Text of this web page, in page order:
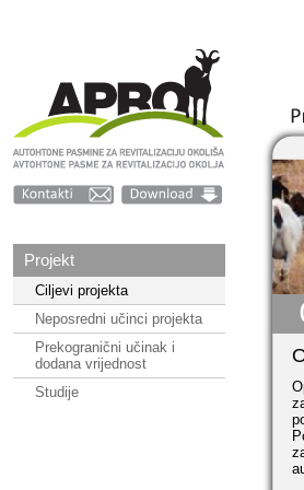
Projekt
Ciljevi projekta
Neposredni učinci projekta
Prekogranični učinak i
dodana vrijednost
Studije